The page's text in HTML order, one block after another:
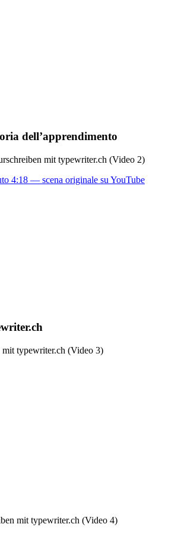
dell’apprendimento
mit typewriter.ch (Video 2)
4:18 — scena originale su YouTube
typewriter.ch (Video 3)
mit typewriter.ch (Video 4)